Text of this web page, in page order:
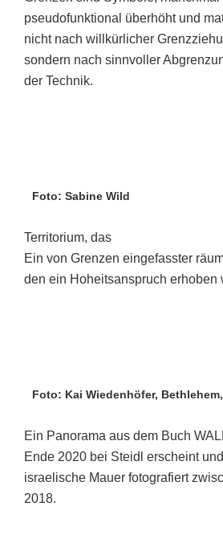
pseudofunktional überhöht und
nicht nach willkürlicher
sondern nach sinnvoller
der Technik.
Foto: Sabine Wild
Territorium, das
Ein von Grenzen eingefasster
den ein Hoheitsanspruch erhoben
Foto: Kai Wiedenhöfer,
Ein Panorama aus dem Buch
Ende 2020 bei Steidl erscheint
israelische Mauer fotografiert
2018.